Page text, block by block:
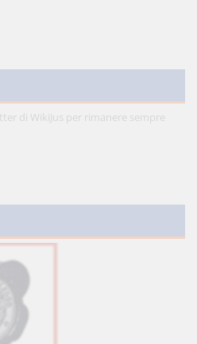
di WikiJus per rimanere sempre